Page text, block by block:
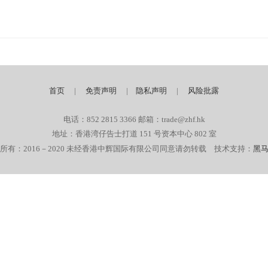
首页 | 免责声明 | 隐私声明 | 风险批露
电话：852 2815 3366 邮箱：trade@zhf.hk
地址：香港湾仔告士打道 151 号资本中心 802 室
有：2016－2020 未经香港中辉国际有限公司同意请勿转载 技术支持： 黑